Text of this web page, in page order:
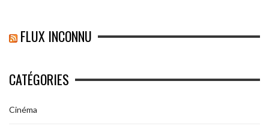
FLUX INCONNU
CATÉGORIES
Cinéma